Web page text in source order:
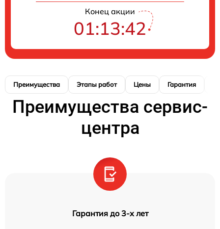
Конец акции
01:13:41
Преимущества Этапы работ Цены Гарантия
Преимущества сервис-
центра
Гарантия до 3-х лет